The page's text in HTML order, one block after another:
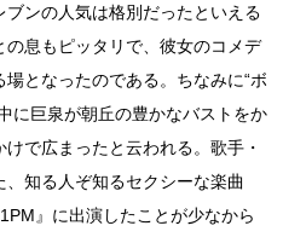
ンの人気は格別だったといえる
息もピッタリで、彼女のコメデ
となったのである。ちなみに“ボ
に巨泉が朝丘の豊かなバストをか
で広まったと云われる。歌手・
知る人ぞ知るセクシーな楽曲
』に出演したことが少なから